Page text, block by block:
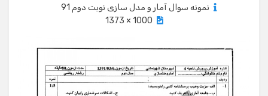
on
نمونه سوال آمار و مدل سازی نوبت دوم 91
1000 × 1373